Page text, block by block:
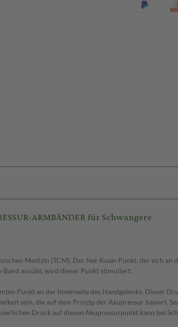
ARMBÄNDER für Schwangere
Medizin (TCM), Der Nei-Kuan-Punkt, der sich an
Band ausübt, wird dieser Punkt stimuliert.
Punkt an der Innenseite des Handgelenks. Dieser
sein, die auf dem Prinzip der Akupressur basiert.
Druck auf diesen Akupressurpunkt kann bei